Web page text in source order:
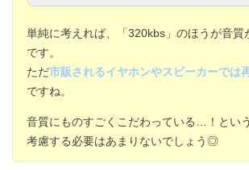
①Amazon Music
②Apple Music
③LINE MUSIC 最大320kbps
④spotify 最大320kbps
単純に考えれば、「320kbs」のほうが音質
です。
ただ市販されるイヤホンやスピーカーでは
ですね。
音質にものすごくこだわっている…！とい
考慮する必要はあまりないでしょう◎